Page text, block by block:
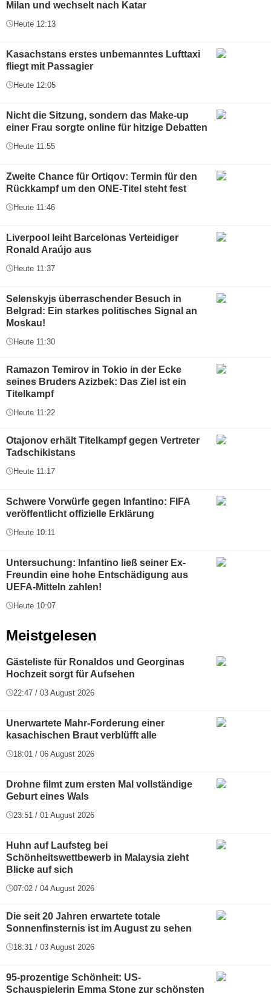
Milan und wechselt nach Katar
Heute 12:13
Kasachstans erstes unbemanntes Lufttaxi
fliegt mit Passagier
Heute 12:05
Nicht die Sitzung, sondern das Make-up
einer Frau sorgte online für hitzige Debatten
Heute 11:55
Zweite Chance für Ortiqov: Termin für den
Rückkampf um den ONE-Titel steht fest
Heute 11:46
Liverpool leiht Barcelonas Verteidiger
Ronald Araújo aus
Heute 11:37
Selenskyjs überraschender Besuch in
Belgrad: Ein starkes politisches Signal an
Moskau!
Heute 11:30
Ramazon Temirov in Tokio in der Ecke
seines Bruders Azizbek: Das Ziel ist ein
Titelkampf
Heute 11:22
Otajonov erhält Titelkampf gegen Vertreter
Tadschikistans
Heute 11:17
Schwere Vorwürfe gegen Infantino: FIFA
veröffentlicht offizielle Erklärung
Heute 10:11
Untersuchung: Infantino ließ seiner Ex-
Freundin eine hohe Entschädigung aus
UEFA-Mitteln zahlen!
Heute 10:07
Meistgelesen
Gästeliste für Ronaldos und Georginas
Hochzeit sorgt für Aufsehen
22:47 / 03 August 2026
Unerwartete Mahr-Forderung einer
kasachischen Braut verblüfft alle
18:01 / 06 August 2026
Drohne filmt zum ersten Mal vollständige
Geburt eines Wals
23:51 / 01 August 2026
Huhn auf Laufsteg bei
Schönheitswettbewerb in Malaysia zieht
Blicke auf sich
07:02 / 04 August 2026
Die seit 20 Jahren erwartete totale
Sonnenfinsternis ist im August zu sehen
18:31 / 03 August 2026
95-prozentige Schönheit: US-
Schauspielerin Emma Stone zur schönsten